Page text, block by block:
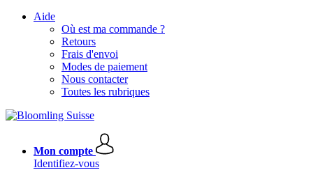
Aide
Où est ma commande ?
Retours
Frais d'envoi
Modes de paiement
Nous contacter
Toutes les rubriques
Mon compte
Identifiez-vous